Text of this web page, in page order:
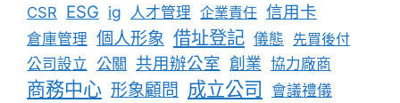
CSR ESG ig 人才管理 企業責任 信用卡
倉庫管理 個人形象 借址登記 儀態 先買後付
公司設立 公關 共用辦公室 創業 協力廠商
商務中心 形象顧問 成立公司 會議禮儀